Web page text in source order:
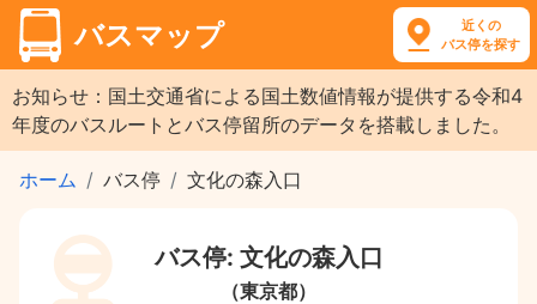
バスマップ
近くの
バス停を探す
お知らせ：国土交通省による国土数値情報が提供する令和4
年度のバスルートとバス停留所のデータを搭載しました。
ホーム バス停 文化の森入口
バス停: 文化の森入口
（東京都）